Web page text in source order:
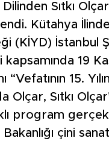
Dilinden Sıtkı
Kütahya
(KİYD) İstanbul
19
15.
Olçar, Sıtkı
program
çini